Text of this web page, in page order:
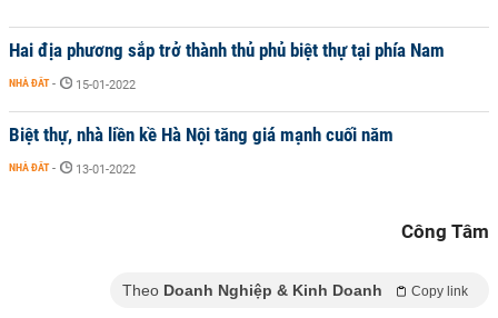
Hai địa phương sắp trở thành thủ phủ biệt thự tại phía Nam
NHÀ ĐẤT - 15-01-2022
Biệt thự, nhà liền kề Hà Nội tăng giá mạnh cuối năm
NHÀ ĐẤT - 13-01-2022
Công Tâm
Theo Doanh Nghiệp & Kinh Doanh Copy link